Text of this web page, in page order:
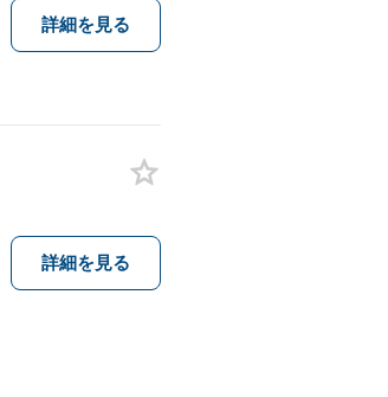
詳細を見る
詳細を見る